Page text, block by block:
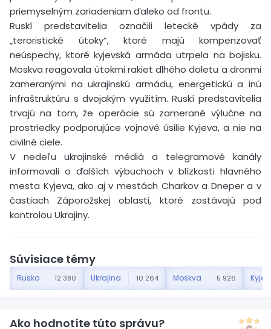
priemyselným zariadeniam ďaleko od frontu.
Ruskí predstavitelia označili letecké vpády za
„teroristické útoky“, ktoré majú kompenzovať
neúspechy, ktoré kyjevská armáda utrpela na bojisku.
Moskva reagovala útokmi rakiet dlhého doletu a dronmi
zameranými na ukrajinskú armádu, energetickú a inú
infraštruktúru s dvojakým využitím. Ruskí predstavitelia
trvajú na tom, že operácie sú zamerané výlučne na
prostriedky podporujúce vojnové úsilie Kyjeva, a nie na
civilné ciele.
V nedeľu ukrajinské médiá a telegramové kanály
informovali o ďalších výbuchoch v blízkosti hlavného
mesta Kyjeva, ako aj v mestách Charkov a Dneper a v
častiach Záporožskej oblasti, ktoré zostávajú pod
kontrolou Ukrajiny.
Súvisiace témy
Rusko 12 380 Ukrajina 10 264 Moskva 5 926 Kyjev
Ako hodnotíte túto správu?